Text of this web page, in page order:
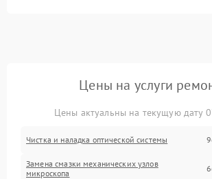
Цены на услуги
Цены актуальны на текущую дату
Чистка и наладка оптической системы
Замена смазки механических узлов
микроскопа